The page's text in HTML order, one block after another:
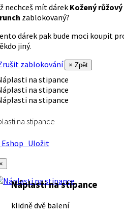
nechceš mít dárek Kožený
zablokovaný?
dárek pak bude moci koupit
jiný.
zablokování
× Zpět
na stipance
Uložit
Náplasti na stipance
klidně dvě balení